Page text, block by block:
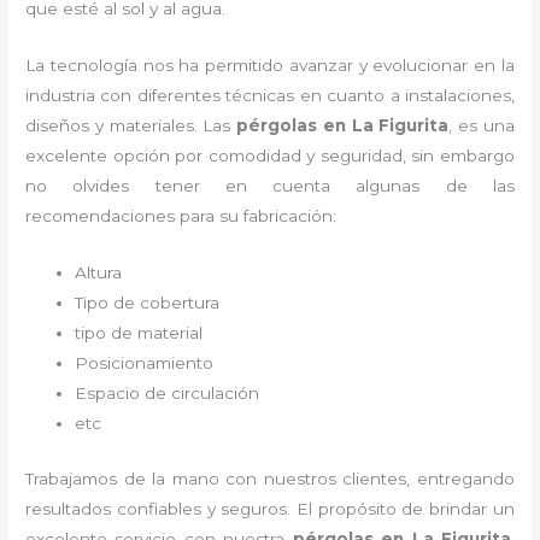
que esté al sol y al agua.
La tecnología nos ha permitido avanzar y evolucionar en la
industria con diferentes técnicas en cuanto a instalaciones,
diseños y materiales. Las pérgolas en La Figurita , es una
excelente opción por comodidad y seguridad, sin embargo
no olvides tener en cuenta algunas de las
recomendaciones para su fabricación:
Altura
Tipo de cobertura
tipo de material
Posicionamiento
Espacio de circulación
etc
Trabajamos de la mano con nuestros clientes, entregando
resultados confiables y seguros. El propósito de brindar un